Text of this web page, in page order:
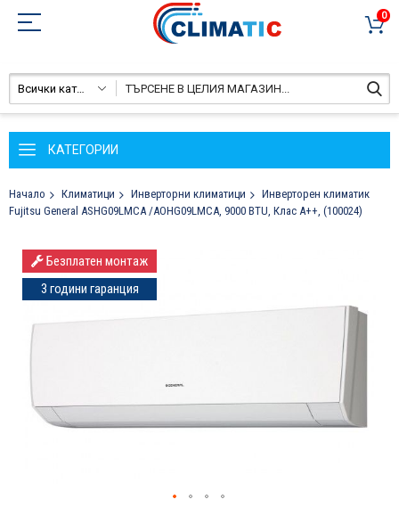
0
Всички категории
КАТЕГОРИИ
Начало Климатици Инверторни климатици
Инверторен климатик
Fujitsu General ASHG09LMCA /AOHG09LMCA, 9000 BTU, Клас A++, (100024)
Преминете
към
края
на
на
Безплатен монтаж
3 години гаранция